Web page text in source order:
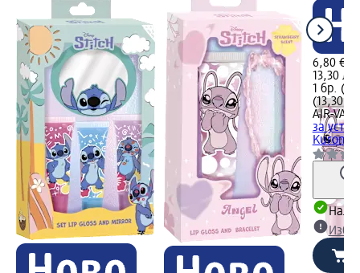
6,80 €
13,30 лв.
1 бр.
(13,30
AIR-VAL
за
Kuromi,